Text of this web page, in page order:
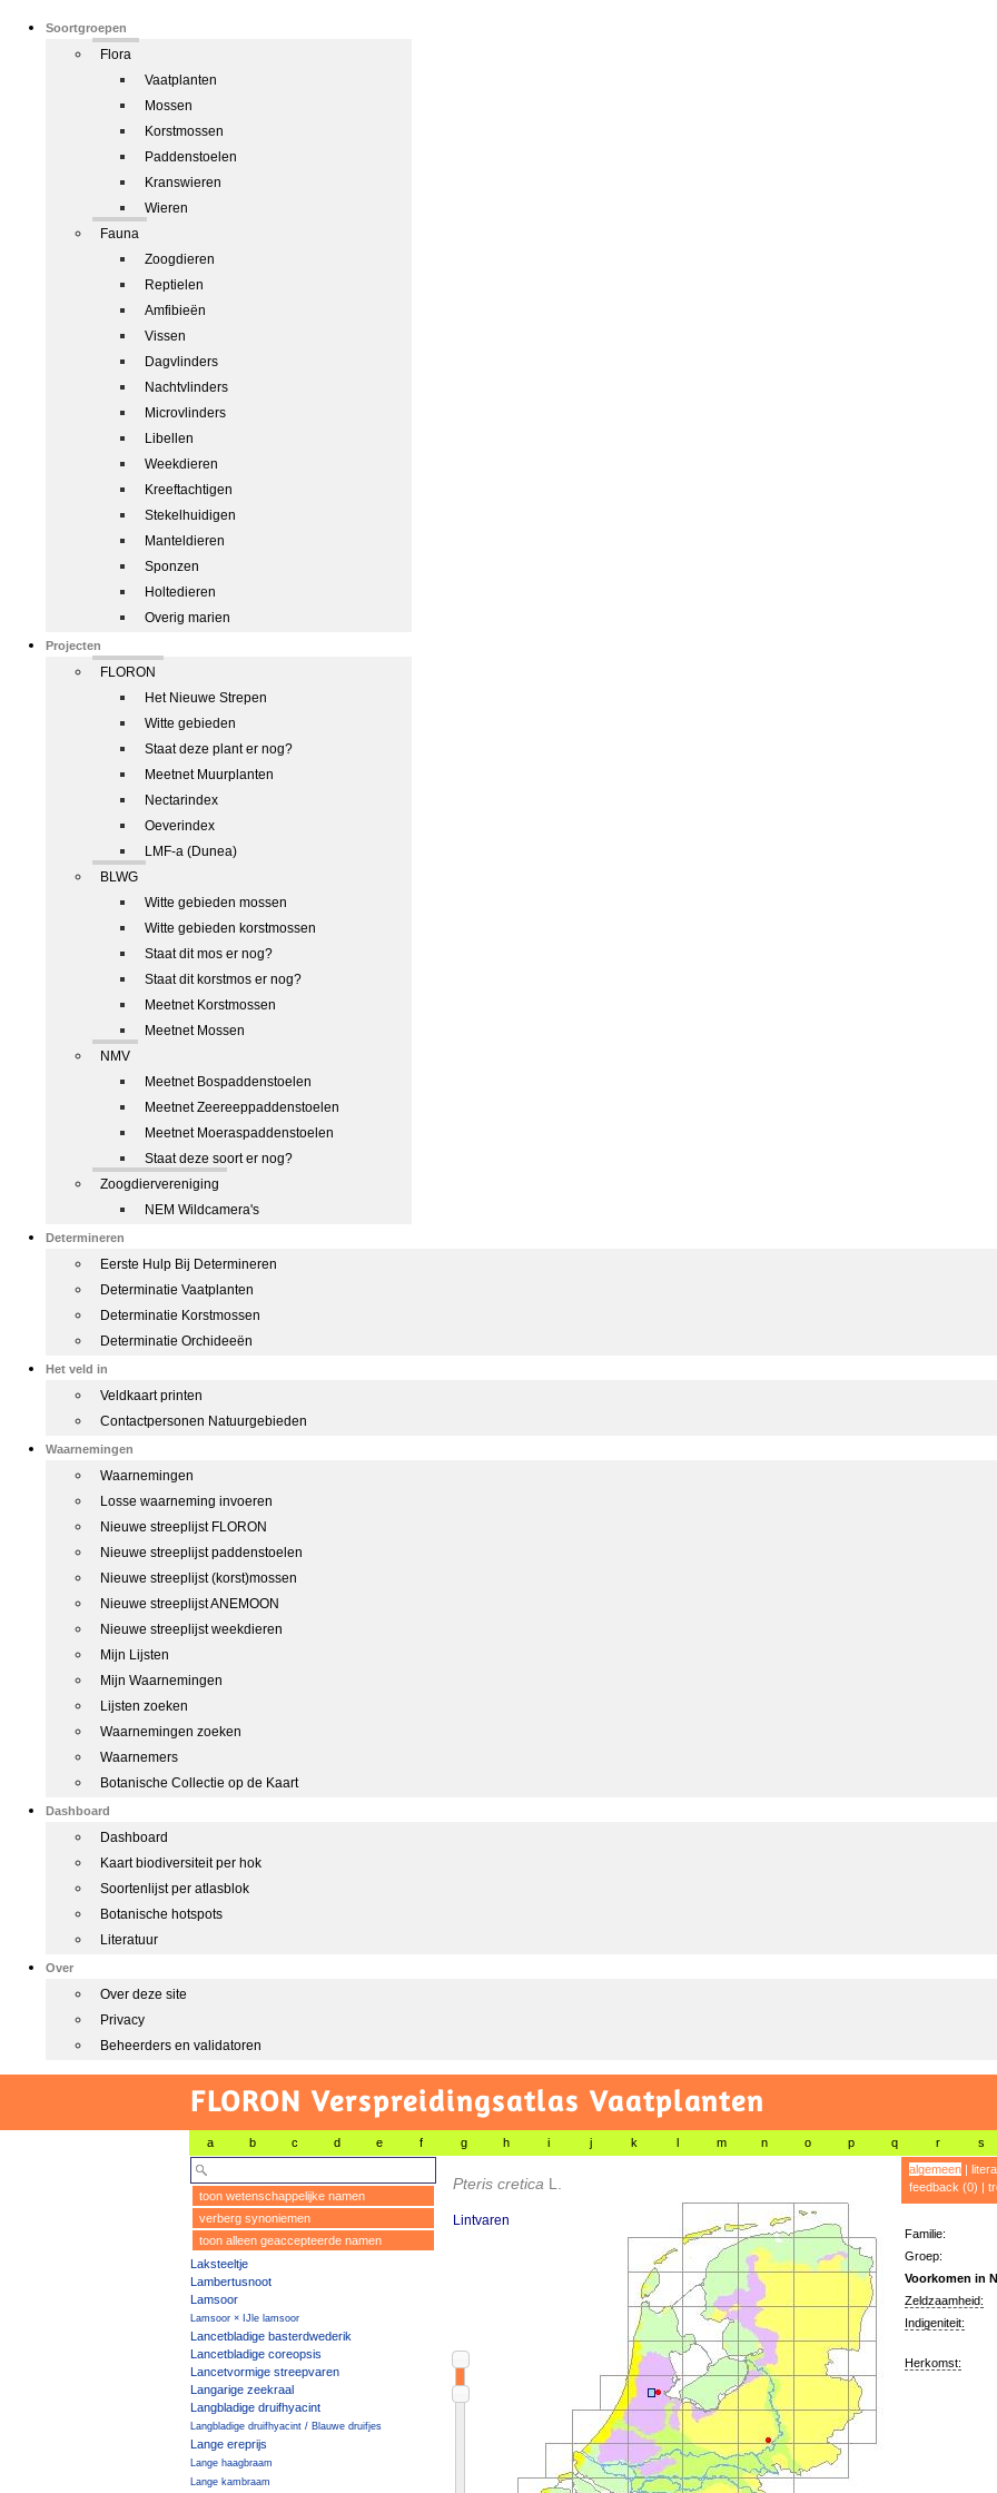
Soortgroepen
Flora
Vaatplanten
Mossen
Korstmossen
Paddenstoelen
Kranswieren
Wieren
Fauna
Zoogdieren
Reptielen
Amfibieën
Vissen
Dagvlinders
Nachtvlinders
Microvlinders
Libellen
Weekdieren
Kreeftachtigen
Stekelhuidigen
Manteldieren
Sponzen
Holtedieren
Overig marien
Projecten
FLORON
Het Nieuwe Strepen
Witte gebieden
Staat deze plant er nog?
Meetnet Muurplanten
Nectarindex
Oeverindex
LMF-a (Dunea)
BLWG
Witte gebieden mossen
Witte gebieden korstmossen
Staat dit mos er nog?
Staat dit korstmos er nog?
Meetnet Korstmossen
Meetnet Mossen
NMV
Meetnet Bospaddenstoelen
Meetnet Zeereeppaddenstoelen
Meetnet Moeraspaddenstoelen
Staat deze soort er nog?
Zoogdiervereniging
NEM Wildcamera's
Determineren
Eerste Hulp Bij Determineren
Determinatie Vaatplanten
Determinatie Korstmossen
Determinatie Orchideeën
Het veld in
Veldkaart printen
Contactpersonen Natuurgebieden
Waarnemingen
Waarnemingen
Losse waarneming invoeren
Nieuwe streeplijst FLORON
Nieuwe streeplijst paddenstoelen
Nieuwe streeplijst (korst)mossen
Nieuwe streeplijst ANEMOON
Nieuwe streeplijst weekdieren
Mijn Lijsten
Mijn Waarnemingen
Lijsten zoeken
Waarnemingen zoeken
Waarnemers
Botanische Collectie op de Kaart
Dashboard
Dashboard
Kaart biodiversiteit per hok
Soortenlijst per atlasblok
Botanische hotspots
Literatuur
Over
Over deze site
Privacy
Beheerders en validatoren
FLORON Verspreidingsatlas Vaatplanten
a b c d e f g h i j k l m n o p q r s
toon wetenschappelijke namen
verberg synoniemen
toon alleen geaccepteerde namen
Laksteeltje
Lambertusnoot
Lamsoor
Lamsoor × IJle lamsoor
Lancetbladige basterdwederik
Lancetbladige coreopsis
Lancetvormige streepvaren
Langarige zeekraal
Langbladige druifhyacint
Langbladige druifhyacint / Blauwe druifjes
Lange ereprijs
Lange haagbraam
Lange kambraam
Pteris cretica L.
Lintvaren
algemeen|
feedback (0) |
Familie:
Groep:
Voorkomen in
Zeldzaamheid:
Indigeniteit:
Herkomst: